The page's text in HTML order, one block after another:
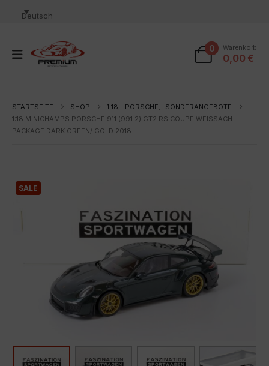
Deutsch
0 Warenkorb
0,00 €
STARTSEITE SHOP 1:18, PORSCHE,
SONDERANGEBOTE
1:18 MINICHAMPS PORSCHE 911 (991.2) GT2 RS COUPE WEISSACH
PACKAGE DARK GREEN/ GOLD 2018
SALE